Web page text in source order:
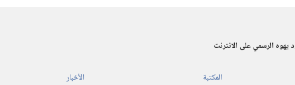
الرسمي على الانترنت
المكتبة
الأخبار